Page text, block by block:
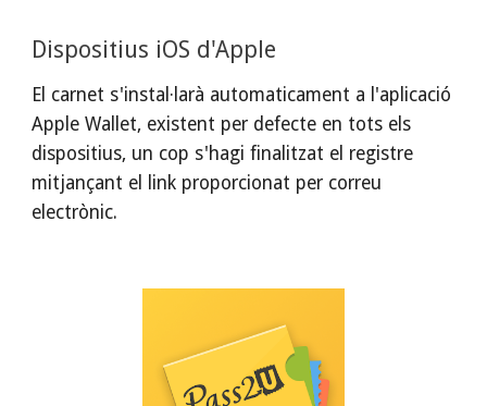
Dispositius iOS d'Apple
El carnet s'instal·larà automaticament a l'aplicació
Apple Wallet, existent per defecte en tots els
dispositius, un cop s'hagi finalitzat el registre
mitjançant el link proporcionat per correu
electrònic.